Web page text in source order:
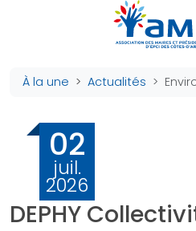
À la une Actualités
02
juil.
2026
DEPHY
Panneau de gestion des cookies